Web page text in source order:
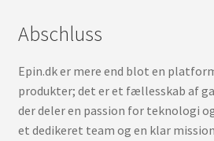
Abschluss
Epin.dk er mere end blot en
produkter; det er et fællesskab af
der deler en passion for teknologi
et dedikeret team og en klar